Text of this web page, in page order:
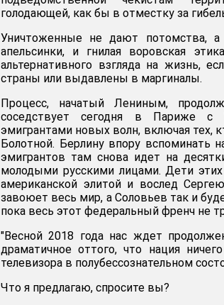
голодающей, как бы в отместку за
Уничтоженные не дают потомства,
апельсинки, и гнилая воровская
альтернативного взгляда на жизнь,
страны или выдавлены в маргиналы.
Процесс, начатый Лениным,
соседствует сегодня в Париже с
эмигрантами новых волн, включая тех,
Болотной. Берлину впору вспоминать
эмигрантов там снова идет на
молодыми русскими лицами. Дети
американской элитой и вослед
завоюет весь мир, а Соловьев так и
пока весь этот федеральный френч не
"Весной 2018 года нас ждет
драматичное оттого, что нация
телевизора в полубессознательном
Что я предлагаю, спросите вы?